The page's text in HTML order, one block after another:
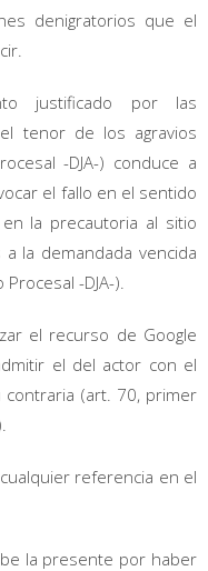
denigratorios que el
justificado por las
tenor de los agravios
-DJA-) conduce a
el fallo en el sentido
la precautoria al sitio
la demandada vencida
-DJA-).
el recurso de Google
el del actor con el
contraria (art. 70, primer
referencia en el
la presente por haber